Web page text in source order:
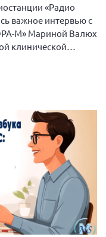
«Радио
важное интервью с
М» Мариной Валюх
клинической